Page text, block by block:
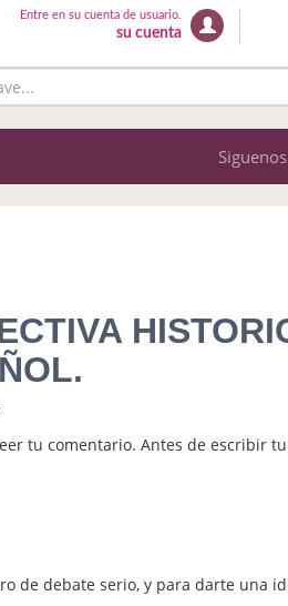
Entre en su cuenta de usuario.
su cuenta
tu comentario. Antes de escribir
de debate serio, y para darte una